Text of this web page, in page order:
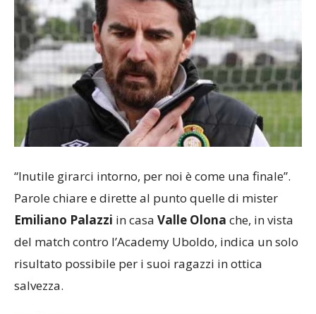
“Inutile girarci intorno, per noi è come una finale”.
Parole chiare e dirette al punto quelle di mister
Emiliano Palazzi in casa Valle Olona che, in vista
del match contro l’Academy Uboldo, indica un solo
risultato possibile per i suoi ragazzi in ottica
salvezza.